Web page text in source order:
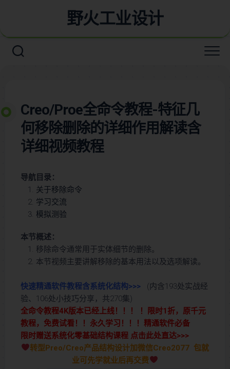
野火工业设计
Creo/Proe全命令教程-特征几
何移除删除的详细作用解读含
详细视频教程
导航目录：
关于移除命令
学习交流
模拟测验
本节概述：
移除命令通常用于实体细节的删除。
本节视频主要讲解移除的基本用法以及选项解读。
快速精通软件教程含系统化结构>>> (内含193处实战经
验、106处小技巧分享，共270集)
全命令教程4K版本已经上线！！！ ！限时1折，原千元
教程，免费试看！！永久学习！！！精通软件必备
限时赠送系统化零基础结构课程 点击此处直达>>>
转型Preo/Creo产品结构设计加微信Creo2077 包就
业可先学就业后再交费